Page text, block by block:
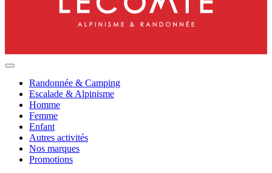
Randonnée & Camping
Escalade & Alpinisme
Homme
Femme
Enfant
Autres activités
Nos marques
Promotions